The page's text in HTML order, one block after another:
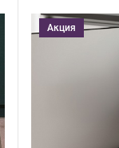
Акция